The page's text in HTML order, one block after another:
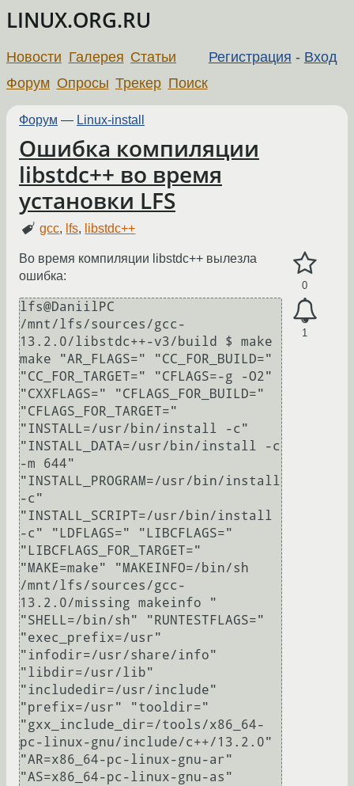
LINUX.ORG.RU
Регистрация - Вход
Новости Галерея Статьи
Форум Опросы Трекер Поиск
Форум — Linux-install
Ошибка компиляции
libstdc++ во время
установки LFS
gcc, lfs, libstdc++
0
1
Во время компиляции libstdc++ вылезла
ошибка:
lfs@DaniilPC
/mnt/lfs/sources/gcc-
13.2.0/libstdc++-v3/build $ make
make "AR_FLAGS=" "CC_FOR_BUILD="
"CC_FOR_TARGET=" "CFLAGS=-g -O2"
"CXXFLAGS=" "CFLAGS_FOR_BUILD="
"CFLAGS_FOR_TARGET="
"INSTALL=/usr/bin/install -c"
"INSTALL_DATA=/usr/bin/install -c
-m 644"
"INSTALL_PROGRAM=/usr/bin/install
-c"
"INSTALL_SCRIPT=/usr/bin/install
-c" "LDFLAGS=" "LIBCFLAGS="
"LIBCFLAGS_FOR_TARGET="
"MAKE=make" "MAKEINFO=/bin/sh
/mnt/lfs/sources/gcc-
13.2.0/missing makeinfo "
"SHELL=/bin/sh" "RUNTESTFLAGS="
"exec_prefix=/usr"
"infodir=/usr/share/info"
"libdir=/usr/lib"
"includedir=/usr/include"
"prefix=/usr" "tooldir="
"gxx_include_dir=/tools/x86_64-
pc-linux-gnu/include/c++/13.2.0"
"AR=x86_64-pc-linux-gnu-ar"
"AS=x86_64-pc-linux-gnu-as"